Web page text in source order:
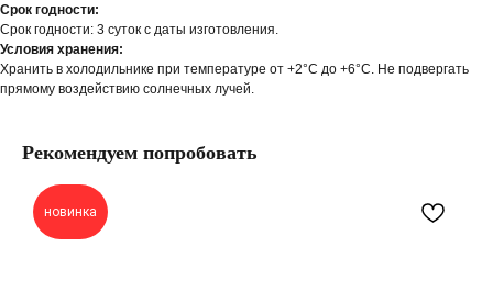
Срок годности:
Срок годности: 3 суток с даты изготовления.
Условия хранения:
Хранить в холодильнике при температуре от +2°С до +6°С. Не подвергать
прямому воздействию солнечных лучей.
Рекомендуем попробовать
новинка